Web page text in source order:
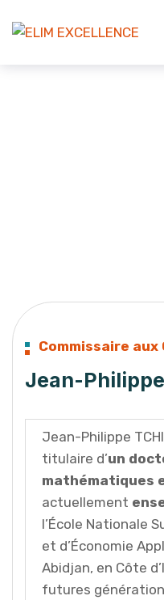
Commissaire aux
Jean-Philippe
Jean-Philippe
titulaire d’un
mathématiques
actuellement
l’École Nationale
et d’Économie
Abidjan, en Côte
futures